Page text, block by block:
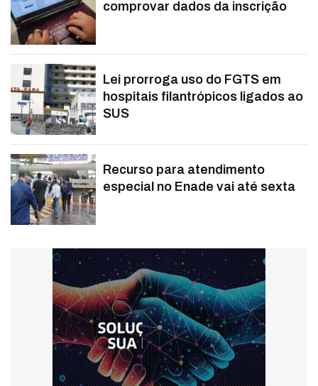
comprovar dados da inscrição
Lei prorroga uso do FGTS em
hospitais filantrópicos ligados ao
SUS
Recurso para atendimento
especial no Enade vai até sexta